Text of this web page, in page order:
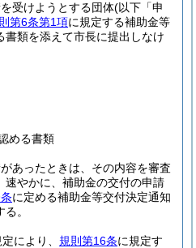
受けようとする団体(以下「申
第6条第1項に規定する補助金等
書類を添えて市長に提出しなけ
める書類
あったときは、その内容を審査
速やかに、補助金の交付の申請
に定める補助金等交付決定通知
。
により、 規則第16条に規定す